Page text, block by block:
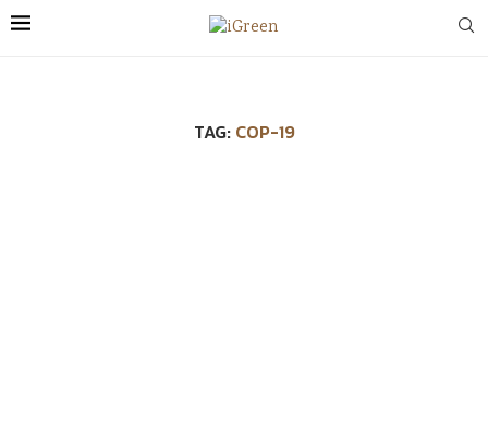
TAG: COP-19